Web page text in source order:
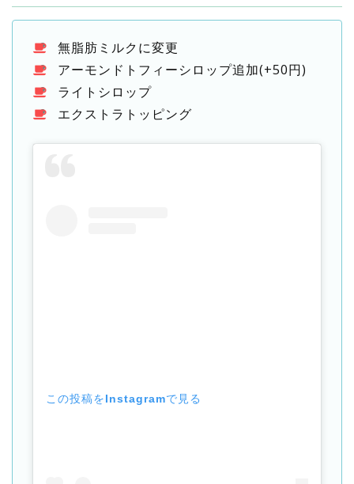
無脂肪ミルクに変更
アーモンドトフィーシロップ追加(+50円)
ライトシロップ
エクストラトッピング
この投稿をInstagramで見る